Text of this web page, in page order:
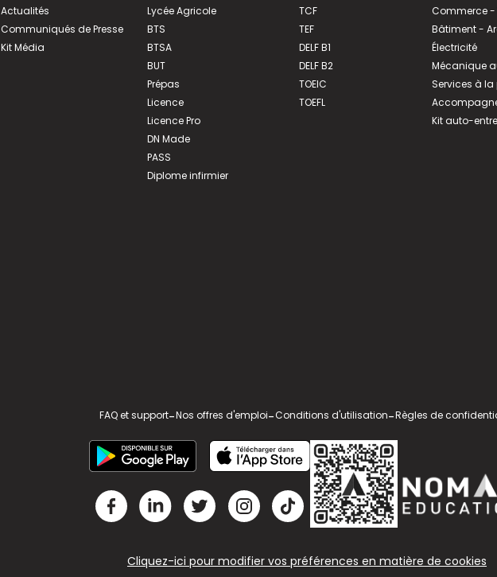
Actualités
Communiqués de Presse
Kit Média
Lycée Agricole
BTS
BTSA
BUT
Prépas
Licence
Licence Pro
DN Made
PASS
Diplome infirmier
TCF
TEF
DELF B1
DELF B2
TOEIC
TOEFL
Commerce -
Bâtiment -
Électricité
Mécanique
Services à la
Kit auto-
FAQ et support-Nos offres d'emploi-Conditions d'utilisation-Règles de
Cliquez-ici pour modifier vos préférences en matière de cookies